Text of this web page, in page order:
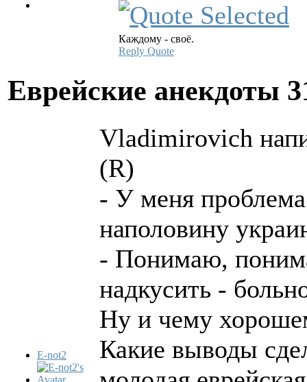
Каждому - своё.
Reply Quote
Еврейские анекдоты
E-not2
Vladimirovich
(R)
- У меня
наполовину
- Понимаю,
надкусить -
Ну и чему
Какие выводы